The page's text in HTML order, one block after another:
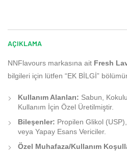
AÇIKLAMA
NNFlavours markasına ait Fresh
bilgileri için lütfen “EK BİLGİ”
Kullanım Alanları: Sabun,
Kullanım İçin Özel Üretilmiştir.
Bileşenler: Propilen Glikol
veya Yapay Esans Vericiler.
Özel Muhafaza/Kullanım